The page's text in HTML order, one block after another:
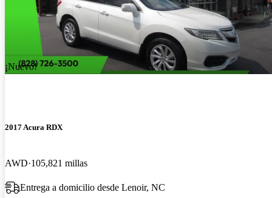
¡Nuevo!
2017 Acura RDX
AWD 105,821 millas
Entrega a domicilio desde Lenoir, NC